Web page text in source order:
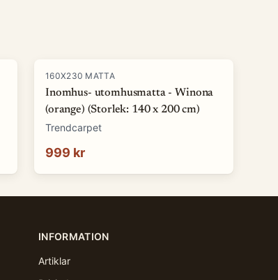
160X230 MATTA
Inomhus- utomhusmatta - Winona
(orange) (Storlek: 140 x 200 cm)
Trendcarpet
999 kr
INFORMATION
Artiklar